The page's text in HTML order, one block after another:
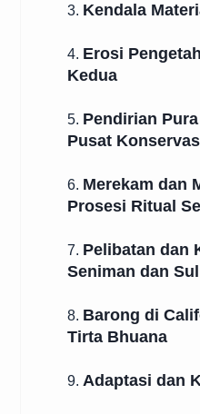
3. Kendala
4. Erosi
Kedua
5. Pendirian
Pusat
6. Merekam dan
Prosesi Ritual
7. Pelibatan dan
Seniman dan
8. Barong di
Tirta Bhuana
9. Adaptasi dan